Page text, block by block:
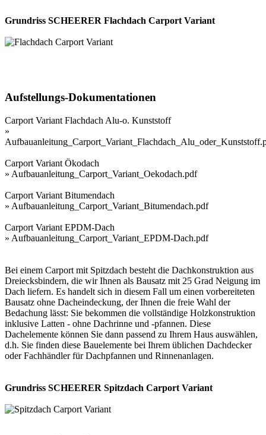
Grundriss SCHEERER Flachdach Carport Variant
Aufstellungs-Dokumentationen
Carport Variant Flachdach Alu-o. Kunststoff
»
Carport Variant Ökodach
» Aufbauanleitung_Carport_Variant_Oekodach.pdf
Carport Variant Bitumendach
» Aufbauanleitung_Carport_Variant_Bitumendach.pdf
Carport Variant EPDM-Dach
» Aufbauanleitung_Carport_Variant_EPDM-Dach.pdf
Bei einem Carport mit Spitzdach besteht die Dachkonstruktion aus
Dreiecksbindern, die wir Ihnen als Bausatz mit 25 Grad Neigung im
Dach liefern. Es handelt sich in diesem Fall um einen vorbereiteten
Bausatz ohne Dacheindeckung, der Ihnen die freie Wahl der
Bedachung lässt: Sie bekommen die vollständige Holzkonstruktion
inklusive Latten - ohne Dachrinne und -pfannen. Diese
Dachelemente können Sie dann passend zu Ihrem Haus auswählen,
d.h. Sie finden diese Bauelemente bei Ihrem üblichen Dachdecker
oder Fachhändler für Dachpfannen und Rinnenanlagen.
Grundriss SCHEERER Spitzdach Carport Variant